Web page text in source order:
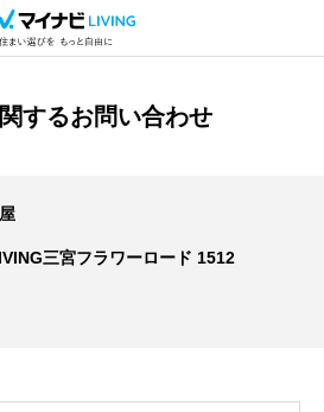
するお問い合わせ
三宮フラワーロード 1512